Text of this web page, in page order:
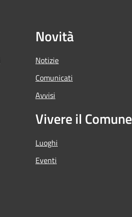
Novità
Notizie
Comunicati
Avvisi
Vivere il Comune
Luoghi
Eventi